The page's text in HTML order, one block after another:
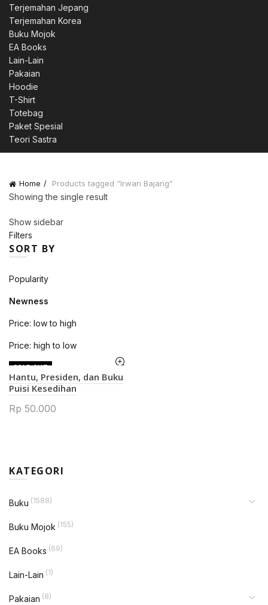
Terjemahan Jepang
Terjemahan Korea
Buku Mojok
EA Books
Lain-Lain
Pakaian
Hoodie
T-Shirt
Totebag
Paket Spesial
Teori Sastra
Home Products tagged “Irwan Bajang”
Showing the single result
Show sidebar
Filters
SORT BY
Popularity
Newness
Price: low to high
Price: high to low
SOLD OUT
Hantu, Presiden, dan Buku
Puisi Kesedihan
Rp 50.000
KATEGORI
Buku (1588)
Buku Mojok (155)
EA Books (69)
Lain-Lain (1)
Pakaian (8)